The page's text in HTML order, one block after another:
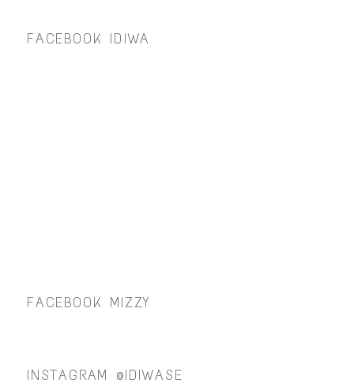
FACEBOOK IDIWA
FACEBOOK MIZZY
INSTAGRAM @IDIWASE